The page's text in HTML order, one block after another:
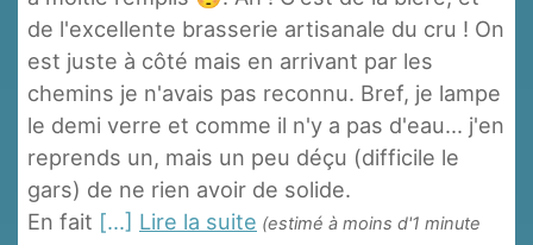
de l'excellente brasserie artisanale du cru ! On
est juste à côté mais en arrivant par les
chemins je n'avais pas reconnu. Bref, je lampe
le demi verre et comme il n'y a pas d'eau... j'en
reprends un, mais un peu déçu (difficile le
gars) de ne rien avoir de solide.
En fait [...] Lire la suite (estimé à moins d'1 minute